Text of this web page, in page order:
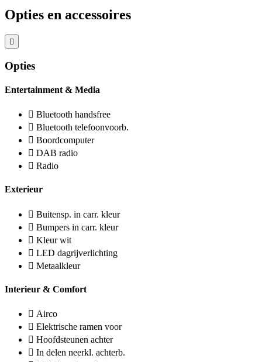
Opties en accessoires
Opties
Entertainment & Media
Bluetooth handsfree
Bluetooth telefoonvoorb.
Boordcomputer
DAB radio
Radio
Exterieur
Buitensp. in carr. kleur
Bumpers in carr. kleur
Kleur wit
LED dagrijverlichting
Metaalkleur
Interieur & Comfort
Airco
Elektrische ramen voor
Hoofdsteunen achter
In delen neerkl. achterb.